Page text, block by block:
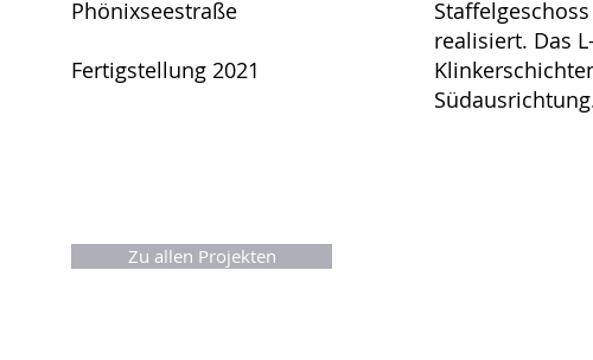
Phönixseestraße
Fertigstellung 2021
realisiert. Das
Zu allen Projekten